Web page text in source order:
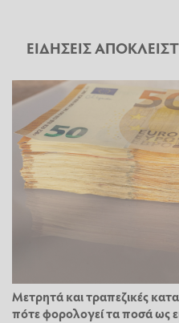
ΕΙΔΗΣΕΙΣ
Μετρητά και τραπεζικές
πότε φορολογεί τα ποσά ως